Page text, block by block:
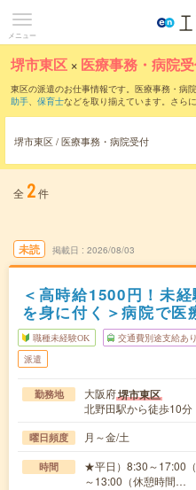
メニュー
堺市東区 × 医療事務・病院
東区の派遣のお仕事情報です。医療事務・病
助手、 保育士などを取り揃えています。さらに
堺市東区 / 医療事務・病院受付
全 2件
未読 掲載日 2026/08/03
＜高時給1500円！未
を身に付く＞病院で医
職種未経験OK 交通費別途支給あり
派遣
勤務地 大阪府堺市東区
北野田駅から徒歩10分
曜日頻度 月～金/土
時間
★平日）8:30～17:00
～13:00（休憩時間…